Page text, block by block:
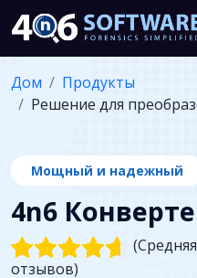
Дом
Продукты
Решение для
Мощный и надежный
4n6
отзывов)